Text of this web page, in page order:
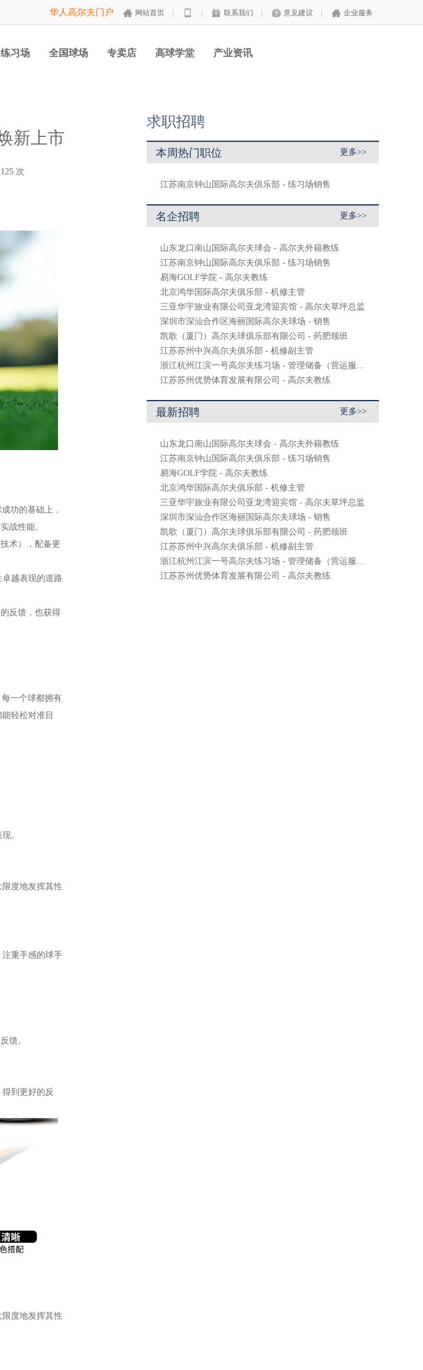
华人高尔夫门户 网站首页 联系我们 意见建议 企业服务
习场 全国球场 专卖店 高球学堂 产业资讯
新上市
125 次
功的基础上，
战性能。
术），配备更
越表现的道路
反馈，也获得
一个球都拥有
轻松对准目
。
度地发挥其性
重手感的球手
馈。
到更好的反
度地发挥其性
求职招聘
本周热门职位 更多>>
江苏南京钟山国际高尔夫俱乐部 - 练习场销售
名企招聘 更多>>
山东龙口南山国际高尔夫球会 - 高尔夫外籍教练
江苏南京钟山国际高尔夫俱乐部 - 练习场销售
易海GOLF学院 - 高尔夫教练
北京鸿华国际高尔夫俱乐部 - 机修主管
三亚华宇旅业有限公司亚龙湾迎宾馆 - 高尔夫草坪总监
深圳市深汕合作区海丽国际高尔夫球场 - 销售
凯歌（厦门）高尔夫球俱乐部有限公司 - 药肥领班
江苏苏州中兴高尔夫俱乐部 - 机修副主管
浙江杭州江滨一号高尔夫练习场 - 管理储备（营运服务）
江苏苏州优势体育发展有限公司 - 高尔夫教练
最新招聘 更多>>
山东龙口南山国际高尔夫球会 - 高尔夫外籍教练
江苏南京钟山国际高尔夫俱乐部 - 练习场销售
易海GOLF学院 - 高尔夫教练
北京鸿华国际高尔夫俱乐部 - 机修主管
三亚华宇旅业有限公司亚龙湾迎宾馆 - 高尔夫草坪总监
深圳市深汕合作区海丽国际高尔夫球场 - 销售
凯歌（厦门）高尔夫球俱乐部有限公司 - 药肥领班
江苏苏州中兴高尔夫俱乐部 - 机修副主管
浙江杭州江滨一号高尔夫练习场 - 管理储备（营运服务）
江苏苏州优势体育发展有限公司 - 高尔夫教练